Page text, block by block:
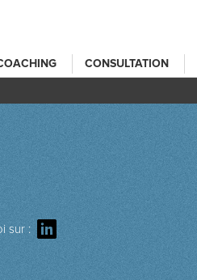
CONSULTATION
sur :